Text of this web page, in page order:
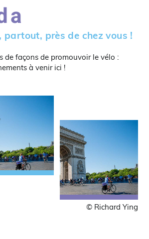
partout, près de chez vous !
de façons de promouvoir le vélo :
à venir ici !
© Richard Ying